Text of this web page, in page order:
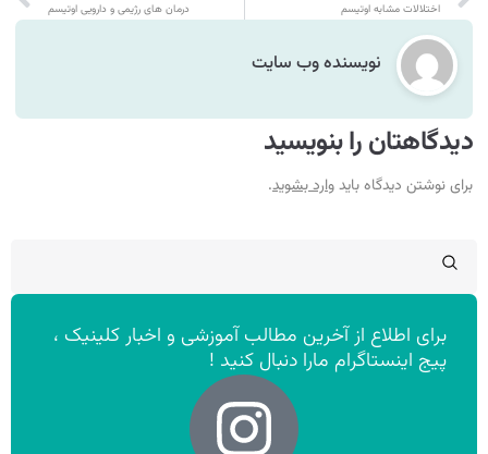
اختلالات مشابه اوتیسم درمان های رژیمی و دارویی اوتیسم
نویسنده وب سایت
دیدگاهتان را بنویسید
برای نوشتن دیدگاه بایدوارد بشوید.
برای اطلاع از آخرین مطالب آموزشی و اخبار کلینیک ،
پیج اینستاگرام مارا دنبال کنید !